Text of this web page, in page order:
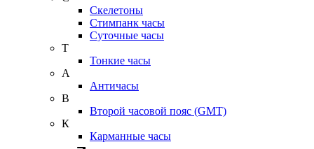
Скелетоны
Стимпанк часы
Суточные часы
Т
Тонкие часы
А
Античасы
В
Второй часовой пояс (GMT)
К
Карманные часы